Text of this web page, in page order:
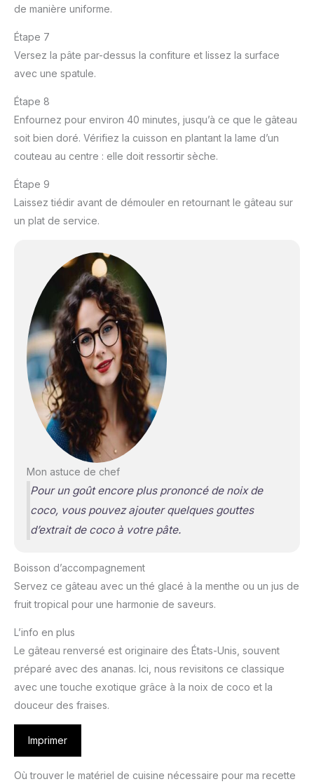
de manière uniforme.
Étape 7
Versez la pâte par-dessus la confiture et lissez la surface
avec une spatule.
Étape 8
Enfournez pour environ 40 minutes, jusqu’à ce que le gâteau
soit bien doré. Vérifiez la cuisson en plantant la lame d’un
couteau au centre : elle doit ressortir sèche.
Étape 9
Laissez tiédir avant de démouler en retournant le gâteau sur
un plat de service.
Mon astuce de chef
Pour un goût encore plus prononcé de noix de
coco, vous pouvez ajouter quelques gouttes
d’extrait de coco à votre pâte.
Boisson d’accompagnement
Servez ce gâteau avec un thé glacé à la menthe ou un jus de
fruit tropical pour une harmonie de saveurs.
L’info en plus
Le gâteau renversé est originaire des États-Unis, souvent
préparé avec des ananas. Ici, nous revisitons ce classique
avec une touche exotique grâce à la noix de coco et la
douceur des fraises.
Imprimer
Où trouver le matériel de cuisine nécessaire pour ma recette